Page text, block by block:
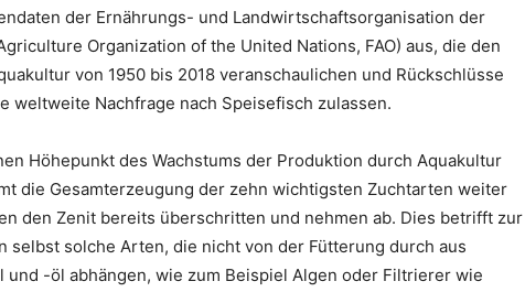
der Ernährungs- und Landwirtschaftsorganisation der
Organization of the United Nations, FAO) aus, die den
von 1950 bis 2018 veranschaulichen und Rückschlüsse
weltweite Nachfrage nach Speisefisch zulassen.
Höhepunkt des Wachstums der Produktion durch Aquakultur
die Gesamterzeugung der zehn wichtigsten Zuchtarten weiter
den Zenit bereits überschritten und nehmen ab. Dies betrifft zur
selbst solche Arten, die nicht von der Fütterung durch aus
-öl abhängen, wie zum Beispiel Algen oder Filtrierer wie